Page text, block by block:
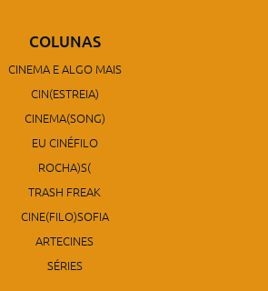
COLUNAS
CINEMA E ALGO MAIS
CIN(ESTREIA)
CINEMA(SONG)
EU CINÉFILO
ROCHA)S(
TRASH FREAK
CINE(FILO)SOFIA
ARTECINES
SÉRIES